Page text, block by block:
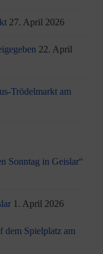
27. April 2026
22. April
Trödelmarkt am
Sonntag in Geislar“
1. April 2026
dem Spielplatz am